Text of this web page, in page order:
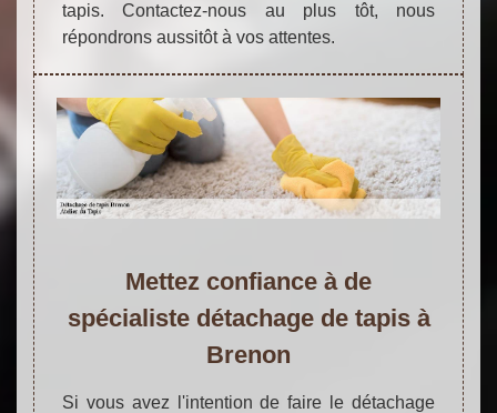
tapis. Contactez-nous au plus tôt, nous
répondrons aussitôt à vos attentes.
Mettez confiance à de
spécialiste détachage de tapis à
Brenon
Si vous avez l'intention de faire le détachage